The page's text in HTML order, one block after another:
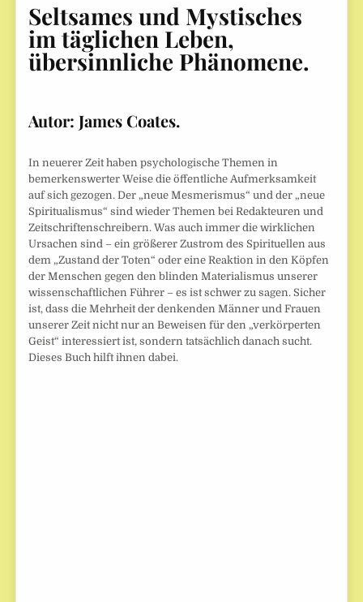
Seltsames und Mystisches
im täglichen Leben,
übersinnliche Phänomene.
Autor: James Coates.
In neuerer Zeit haben psychologische Themen in
bemerkenswerter Weise die öffentliche Aufmerksamkeit
auf sich gezogen. Der „neue Mesmerismus“ und der „neue
Spiritualismus“ sind wieder Themen bei Redakteuren und
Zeitschriftenschreibern. Was auch immer die wirklichen
Ursachen sind – ein größerer Zustrom des Spirituellen aus
dem „Zustand der Toten“ oder eine Reaktion in den Köpfen
der Menschen gegen den blinden Materialismus unserer
wissenschaftlichen Führer – es ist schwer zu sagen. Sicher
ist, dass die Mehrheit der denkenden Männer und Frauen
unserer Zeit nicht nur an Beweisen für den „verkörperten
Geist“ interessiert ist, sondern tatsächlich danach sucht.
Dieses Buch hilft ihnen dabei.